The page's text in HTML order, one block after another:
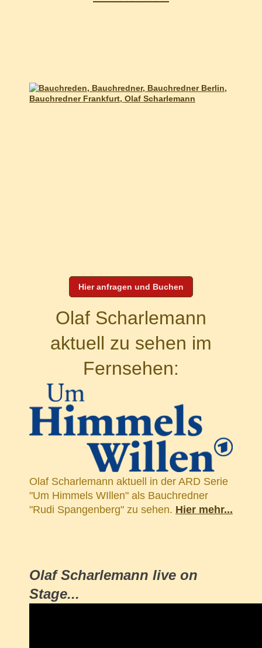
Hier anfragen und Buchen
Olaf Scharlemann
aktuell zu sehen im
Fernsehen:
Olaf Scharlemann aktuell in der ARD Serie
"Um Himmels WIllen" als Bauchredner
"Rudi Spangenberg" zu sehen. Hier mehr...
Olaf Scharlemann live on
Stage...